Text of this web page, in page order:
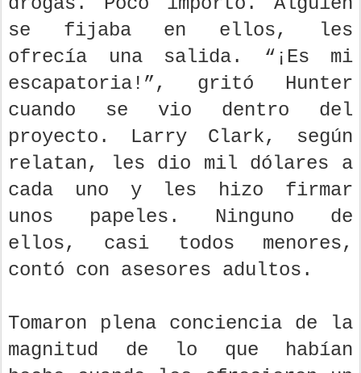
drogas. Poco importó. Alguien
se fijaba en ellos, les
ofrecía una salida. “¡Es mi
escapatoria!”, gritó Hunter
cuando se vio dentro del
proyecto. Larry Clark, según
relatan, les dio mil dólares a
cada uno y les hizo firmar
unos papeles. Ninguno de
ellos, casi todos menores,
contó con asesores adultos.
Tomaron plena conciencia de la
magnitud de lo que habían